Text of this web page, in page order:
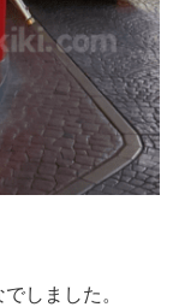
しました。